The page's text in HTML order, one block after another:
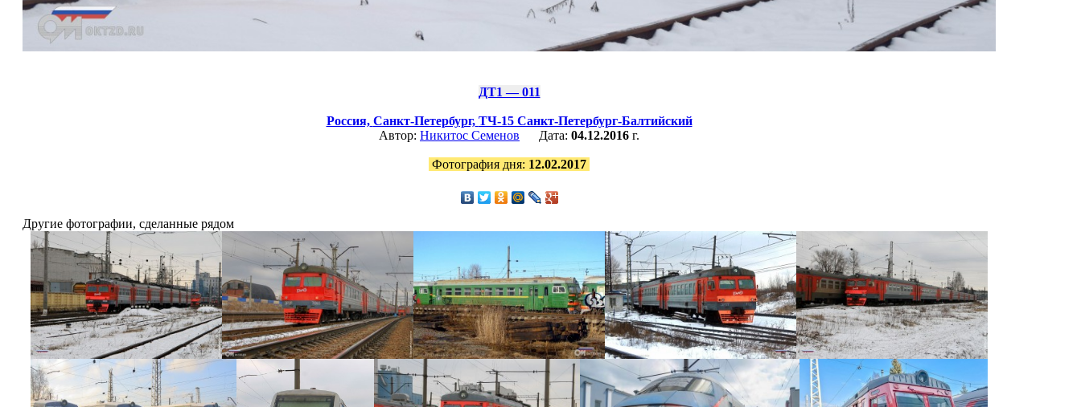
ДТ1 — 011
Россия, Санкт-Петербург, ТЧ-15 Санкт-Петербург-Балтийский
Автор: Никитос Семенов Дата: 04.12.2016 г.
Фотография дня: 12.02.2017
Другие фотографии, сделанные рядом